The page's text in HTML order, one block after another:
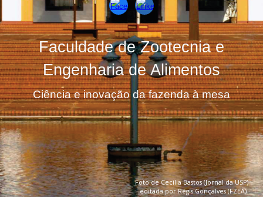
Faculdade de Zootecnia e
Engenharia de Alimentos
Ciência e inovação da fazenda à mesa
Foto de Cecília Bastos (Jornal da USP)
editada por Régis Gonçalves (FZEA)